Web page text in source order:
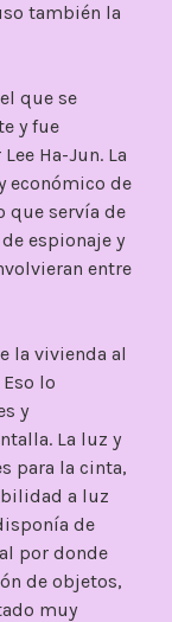
también la
que se
y fue
Ha-Jun. La
económico de
que servía de
espionaje y
entre
la vivienda al
lo
y
La luz y
para la cinta,
a luz
de
por donde
de objetos,
muy